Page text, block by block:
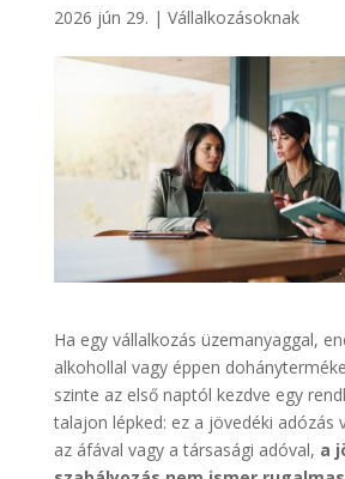
2026 jún 29. | Vállalkozásoknak
Ha egy vállalkozás üzemanyaggal,
alkohollal vagy éppen
szinte az első naptól kezdve egy
talajon lépked: ez a jövedéki adózás
az áfával vagy a társasági adóval, a